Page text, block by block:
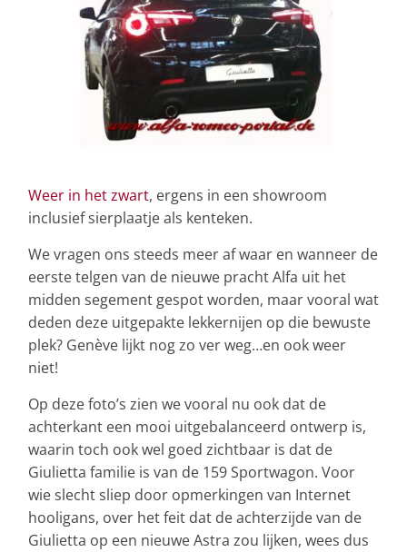
Weer in het zwart, ergens in een showroom
inclusief sierplaatje als kenteken.
We vragen ons steeds meer af waar en wanneer de
eerste telgen van de nieuwe pracht Alfa uit het
midden segement gespot worden, maar vooral wat
deden deze uitgepakte lekkernijen op die bewuste
plek? Genève lijkt nog zo ver weg…en ook weer
niet!
Op deze foto’s zien we vooral nu ook dat de
achterkant een mooi uitgebalanceerd ontwerp is,
waarin toch ook wel goed zichtbaar is dat de
Giulietta familie is van de 159 Sportwagon. Voor
wie slecht sliep door opmerkingen van Internet
hooligans, over het feit dat de achterzijde van de
Giulietta op een nieuwe Astra zou lijken, wees dus